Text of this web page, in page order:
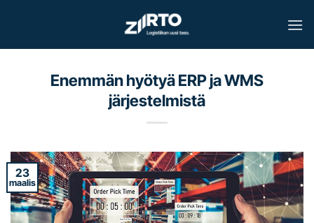
Enemmän hyötyä ERP ja WMS
järjestelmistä
23
maalis